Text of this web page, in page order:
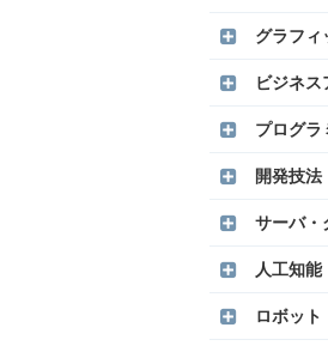
グラフィ
ビジネス
プログラ
開発技法
サーバ・
人工知
ロボッ